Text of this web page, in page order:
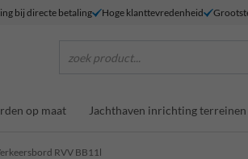
bij directe betaling Hoge klanttevredenheid
zoek product...
op maat Jachthaven inrichting terreinen
RVV BB11l